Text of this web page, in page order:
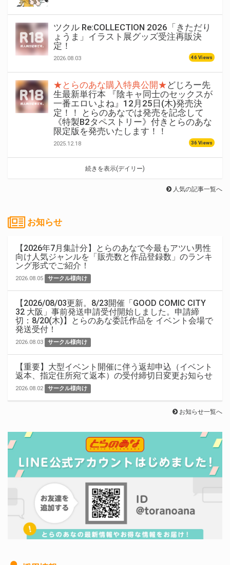
ツクル Re:COLLECTION 2026「きただり
ょうま」イラスト展グッズ受注再販決
定！
2026.08.03 46 Views
★とらのあな購入特典公開★どじろー先
生最新単行本 『陰キャ同士のセックスが
一番エロいよね』12月25日(木)発売決
定！！ とらのあなでは発売を記念して
《特製B2タペストリー》付きとらのあな
限定版を発売いたします！！
2025.12.18 36 Views
続きを表示(デイリー)
人気の記事一覧へ
お知らせ
【2026年7月集計分】とらのあなで今最もアツい男性
向け人気ジャンルを「販売数と作品登録数」のランキ
ング形式でご紹介！
2026.08.05 サークル様向け
【2026/08/03更新。8/23開催「GOOD COMIC CITY
32 大阪」事前発送申請受付開始しました。申請締
切：8/20(木)】とらのあな委託作品を イベント会場で
発送受付！
2026.08.03 サークル様向け
【重要】大型イベント開催に伴う返却申込（イベント
返本、指定住所宛て返本）の受付締切日変更お知らせ
2026.08.02 サークル様向け
お知らせ一覧へ